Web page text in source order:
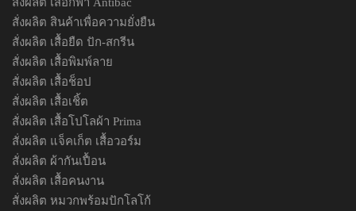
สั่งผลิต สินค้าเพื่อความยั่งยืน
สั่งผลิต เสื้อยืด ปัก-สกรีน
สั่งผลิต เสื้อพิมพ์ลาย
สั่งผลิต เสื้อช็อป
สั่งผลิต เสื้อเชิ้ต
สั่งผลิต เสื้อโปโลผ้า Prima
สั่งผลิต แจ็คเก็ต เสื้อวอร์ม
สั่งผลิต ผ้ากันเปื้อน
สั่งผลิต เสื้อคนงาน
สั่งผลิต หมวกพร้อมปักโลโก้